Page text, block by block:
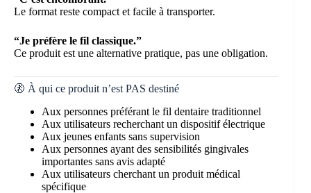
Le format reste compact et facile à transporter.
“Je préfère le fil classique.”
Ce produit est une alternative pratique, pas une obligation.
🚷 À qui ce produit n’est PAS destiné
Aux personnes préférant le fil dentaire traditionnel
Aux utilisateurs recherchant un dispositif électrique
Aux jeunes enfants sans supervision
Aux personnes ayant des sensibilités gingivales
importantes sans avis adapté
Aux utilisateurs cherchant un produit médical
spécifique